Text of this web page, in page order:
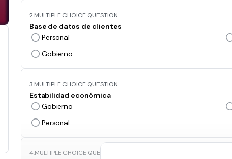
2.MULTIPLE CHOICE QUESTION
Base de datos de clientes
Personal
Gobierno
3.MULTIPLE CHOICE QUESTION
Estabilidad económica
Gobierno
Personal
4.MULTIPLE CHOICE QUESTION